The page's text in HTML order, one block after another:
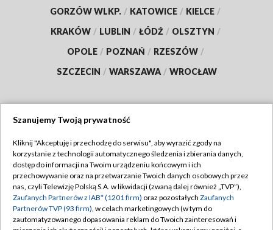
GORZÓW WLKP. / KATOWICE / KIELCE /
KRAKÓW / LUBLIN / ŁÓDŹ / OLSZTYN /
OPOLE / POZNAŃ / RZESZÓW /
SZCZECIN / WARSZAWA / WROCŁAW
TVP
Abonament TVP
Emisja w TVP
Centrum informacji TVP
Regulamin TVP
Polityka prywatności
Moje zgody
Szanujemy Twoją prywatność
Kliknij "Akceptuję i przechodzę do serwisu", aby wyrazić zgody na
korzystanie z technologii automatycznego śledzenia i zbierania danych,
dostęp do informacji na Twoim urządzeniu końcowym i ich
przechowywanie oraz na przetwarzanie Twoich danych osobowych przez
nas, czyli Telewizję Polską S.A. w likwidacji (zwaną dalej również „TVP”),
Zaufanych Partnerów z IAB* (1201 firm) oraz pozostałych Zaufanych
Partnerów TVP (93 firm), w celach marketingowych (w tym do
zautomatyzowanego dopasowania reklam do Twoich zainteresowań i